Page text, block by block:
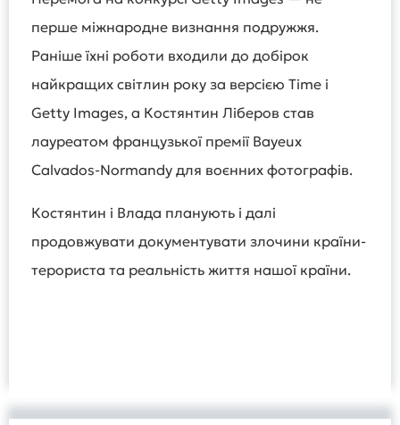
перше міжнародне визнання подружжя.
Раніше їхні роботи входили до добірок
найкращих світлин року за версією Time і
Getty Images, а Костянтин Ліберов став
лауреатом французької премії Bayeux
Calvados-Normandy для воєнних фотографів.
Костянтин і Влада планують і далі
продовжувати документувати злочини країни-
терориста та реальність життя нашої країни.